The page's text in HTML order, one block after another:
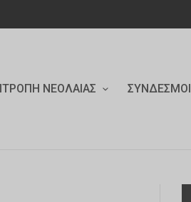
ΝΕΟΛΑΊΑΣ ΣΎΝΔΕΣΜΟΙ